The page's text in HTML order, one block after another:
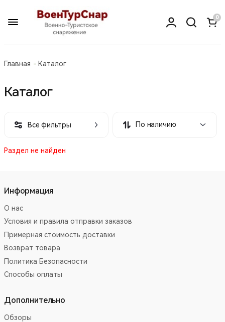
0
Главная Каталог
Каталог
Все фильтры По наличию
Раздел не найден
Информация
О нас
Условия и правила отправки заказов
Примерная стоимость доставки
Возврат товара
Политика Безопасности
Способы оплаты
Дополнительно
Обзоры